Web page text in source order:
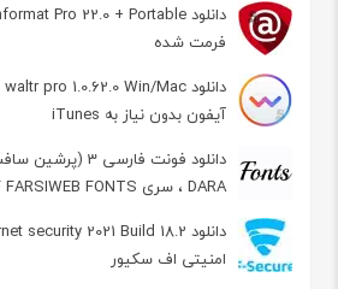
فرمت شده
آیفون بدون نیاز به iTunes
DARA ، سری SHARIF FARSIWEB FONTS )
امنیتی اف سکیور